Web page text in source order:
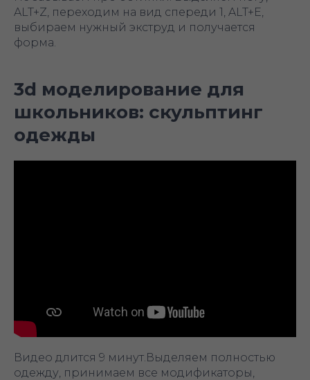
ALT+Z, переходим на вид спереди 1, ALT+E,
выбираем нужный экструд и получается
форма.
3d моделирование для
школьников: скульптинг
одежды
Видео длится 9 минут.Выделяем полностью
одежду, принимаем все модификаторы,